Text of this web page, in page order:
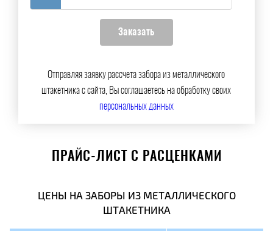
Отправляя заявку рассчета забора из металлического
штакетника с сайта, Вы соглашаетесь на обработку своих
персональных данных
ПРАЙС-ЛИСТ С РАСЦЕНКАМИ
ЦЕНЫ НА ЗАБОРЫ ИЗ МЕТАЛЛИЧЕСКОГО
ШТАКЕТНИКА